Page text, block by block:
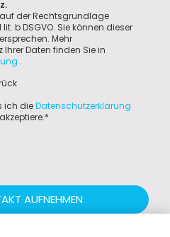
der Rechtsgrundlage
lit. b DSGVO. Sie können dieser
Mehr
Daten finden Sie in
.
ich dieDatenschutzerklärung
AUFNEHMEN